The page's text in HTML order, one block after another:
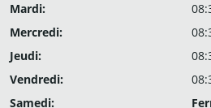
Mardi:
Mercredi:
Jeudi:
Vendredi:
Samedi: